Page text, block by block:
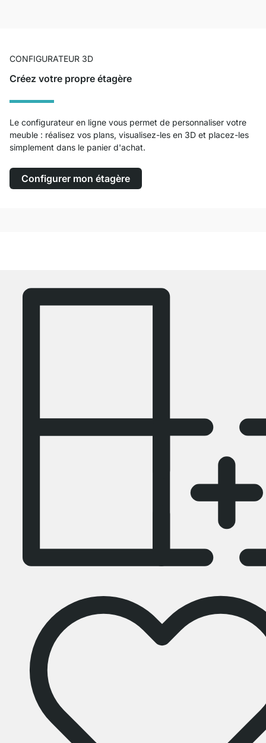
CONFIGURATEUR 3D
Créez votre propre étagère
Le configurateur en ligne vous permet de personnaliser votre
meuble : réalisez vos plans, visualisez-les en 3D et placez-les
simplement dans le panier d'achat.
Configurer mon étagère